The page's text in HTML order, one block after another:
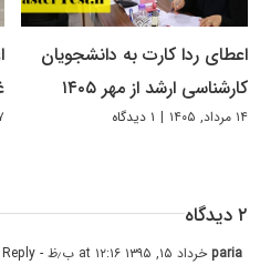
اعطای ردا کارت به دانشجویان
کارشناسی ارشد از مهر ۱۴۰۵
۱۴ مرداد, ۱۴۰۵ | ۱ دیدگاه ۷
۲ دیدگاه
pariaخرداد ۱۵, ۱۳۹۵ at ۱۲:۱۶ ب٫ظ - Reply